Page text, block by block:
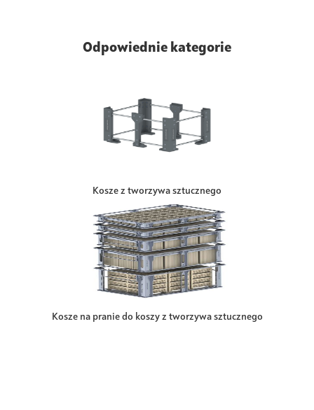
Odpowiednie kategorie
Kosze z tworzywa sztucznego
Kosze na pranie do koszy z tworzywa sztucznego